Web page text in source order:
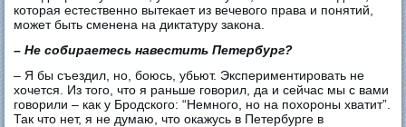
которая естественно вытекает из вечевого права и понятий,
может быть сменена на диктатуру закона.
– Не собираетесь навестить Петербург?
– Я бы съездил, но, боюсь, убьют. Экспериментировать не
хочется. Из того, что я раньше говорил, да и сейчас мы с вами
говорили – как у Бродского: “Немного, но на похороны хватит”.
Так что нет, я не думаю, что окажусь в Петербурге в